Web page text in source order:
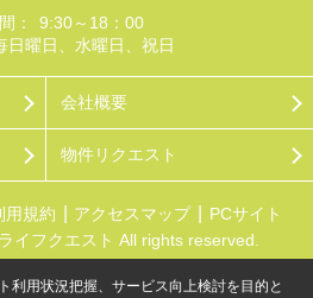
：
9:30～18：00
日曜日、水曜日、祝日
会社概要
物件リクエスト
用規約 アクセスマップ
PCサイト
イフクエスト All rights reserved.
利用状況把握、サービス向上検討を目的と